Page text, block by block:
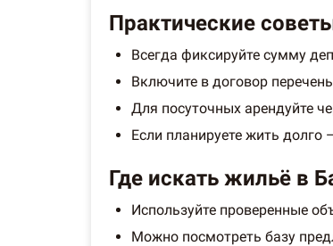
Практические
Всегда фиксируйте сумму
Включите в договор
Для посуточных арендуйте
Если планируете жить
Где искать жильё в
Используйте проверенные
Можно посмотреть базу